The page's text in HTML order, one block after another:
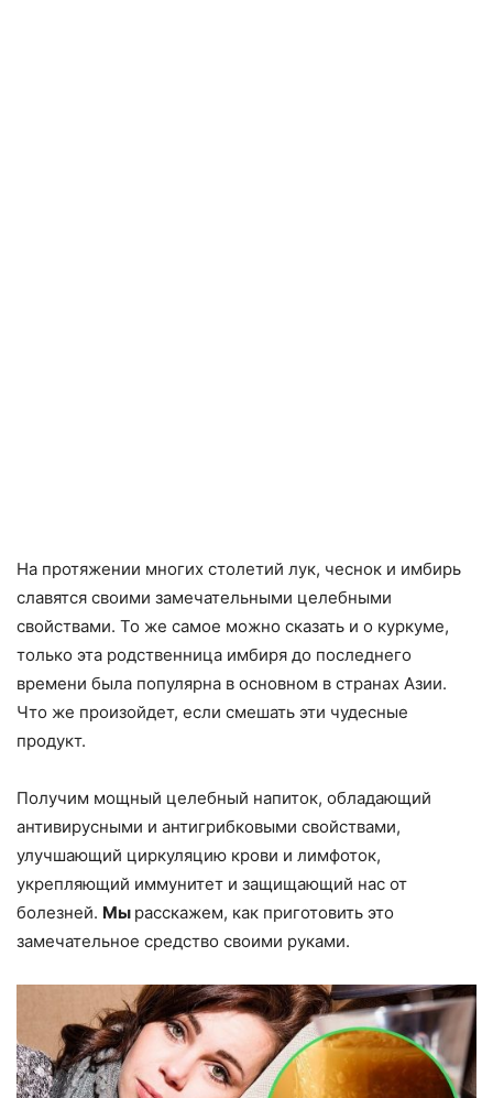
На протяжении многих столетий лук, чеснок и имбирь
славятся своими замечательными целебными
свойствами. То же самое можно сказать и о куркуме,
только эта родственница имбиря до последнего
времени была популярна в основном в странах Азии.
Что же произойдет, если смешать эти чудесные
продукт.
Получим мощный целебный напиток, обладающий
антивирусными и антигрибковыми свойствами,
улучшающий циркуляцию крови и лимфоток,
укрепляющий иммунитет и защищающий нас от
болезней. Мы расскажем, как приготовить это
замечательное средство своими руками.